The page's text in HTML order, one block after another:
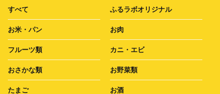
すべて ふるラボオリジナル
お米・パン お肉
フルーツ類 カニ・エビ
おさかな類 お野菜類
たまご お酒